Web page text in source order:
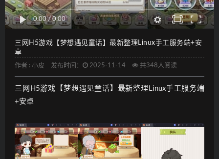
0:00/0:00
三网H5游戏【梦想遇见童话】最新整理Linux手工服务端+安
卓
作者 : 小皮 发布时间： 2025-11-14 共348人阅读
三网H5游戏【梦想遇见童话】最新整理Linux手工服务端
+安卓